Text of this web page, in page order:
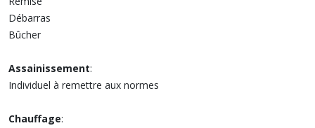
Débarras
Bûcher
Assainissement:
Individuel à remettre aux normes
Chauffage: